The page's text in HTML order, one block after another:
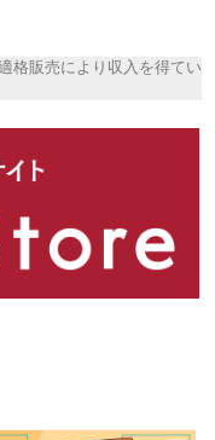
格販売により収入を得てい